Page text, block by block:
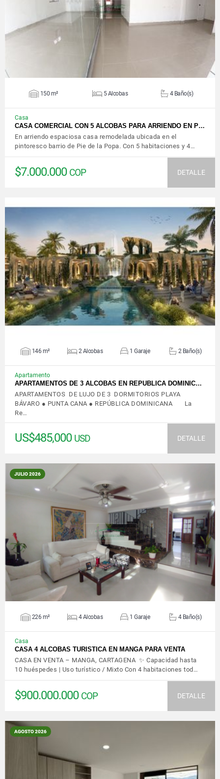
VER DETALLES
150 m² 5 Alcobas 4 Baño(s)
Casa
CASA COMERCIAL CON 5 ALCOBAS PARA ARRIENDO EN P…
En arriendo espaciosa casa remodelada ubicada en el
pintoresco barrio de Pie de la Popa. Con 5 habitaciones y 4…
$7.000.000 COP DETALLE
VER DETALLES
146 m² 2 Alcobas 1 Garaje 2 Baño(s)
Apartamento
APARTAMENTOS DE 3 ALCOBAS EN REPUBLICA DOMINIC…
APARTAMENTOS DE LUJO DE 3 DORMITORIOS PLAYA
BÁVARO ● PUNTA CANA ● REPÚBLICA DOMINICANA La
Re…
US$485,000 USD DETALLE
JULIO 2026
VER DETALLES
226 m² 4 Alcobas 1 Garaje 4 Baño(s)
Casa
CASA 4 ALCOBAS TURISTICA EN MANGA PARA VENTA
CASA EN VENTA – MANGA, CARTAGENA ✨ Capacidad hasta
10 huéspedes | Uso turístico / Mixto Con 4 habitaciones tod…
$900.000.000 COP DETALLE
AGOSTO 2026